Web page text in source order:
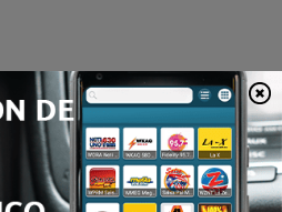
online que nos gustan